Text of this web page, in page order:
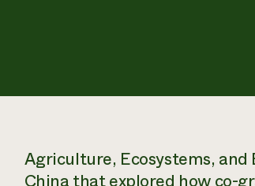
Agriculture, Ecosystems,